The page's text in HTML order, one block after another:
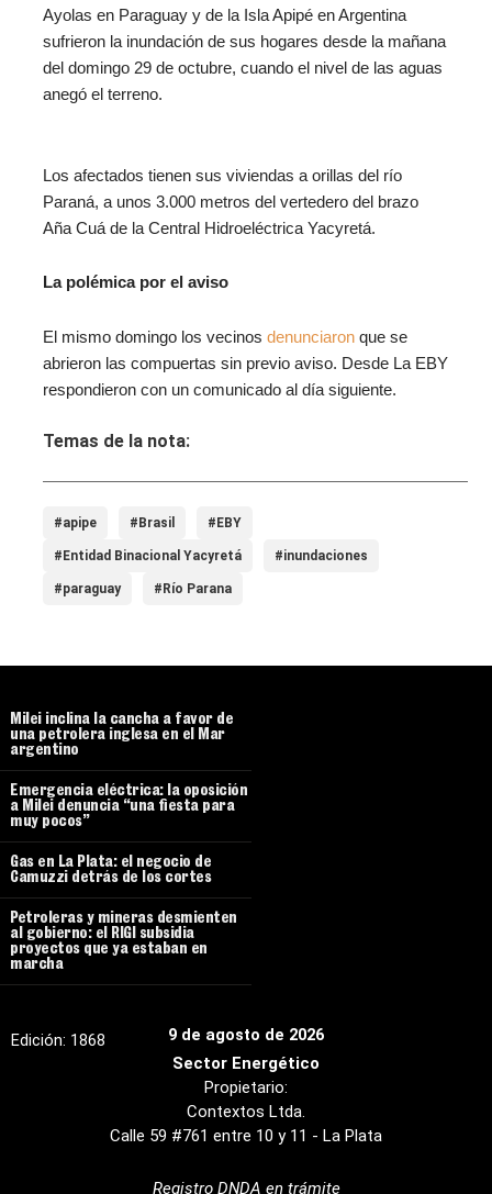
Ayolas en Paraguay y de la Isla Apipé en Argentina
sufrieron la inundación de sus hogares desde la mañana
del domingo 29 de octubre, cuando el nivel de las aguas
anegó el terreno.
Los afectados tienen sus viviendas a orillas del río
Paraná, a unos 3.000 metros del vertedero del brazo
Aña Cuá de la Central Hidroeléctrica Yacyretá.
La polémica por el aviso
El mismo domingo los vecinos denunciaronque se
abrieron las compuertas sin previo aviso. Desde La EBY
respondieron con un comunicado al día siguiente.
Temas de la nota:
#apipe #Brasil #EBY
#Entidad Binacional Yacyretá #inundaciones
#paraguay #Río Parana
9 de agosto de 2026
Edición: 1868
Sector Energético
Propietario:
Contextos Ltda.
Calle 59 #761 entre 10 y 11 - La Plata
Registro DNDA en trámite
Milei inclina la cancha a favor de
una petrolera inglesa en el Mar
argentino
Emergencia eléctrica: la oposición
a Milei denuncia “una fiesta para
muy pocos”
Gas en La Plata: el negocio de
Camuzzi detrás de los cortes
Petroleras y mineras desmienten
al gobierno: el RIGI subsidia
proyectos que ya estaban en
marcha